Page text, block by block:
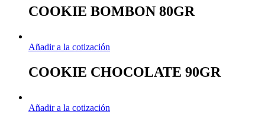
COOKIE BOMBON 80GR
Añadir a la cotización
COOKIE CHOCOLATE 90GR
Añadir a la cotización